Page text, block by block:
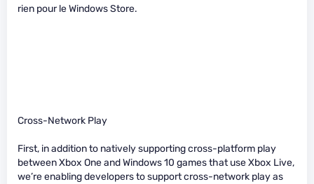
rien pour le Windows Store.
Cross-Network Play
First, in addition to natively supporting cross-platform play
between Xbox One and Windows 10 games that use Xbox Live,
we’re enabling developers to support cross-network play as